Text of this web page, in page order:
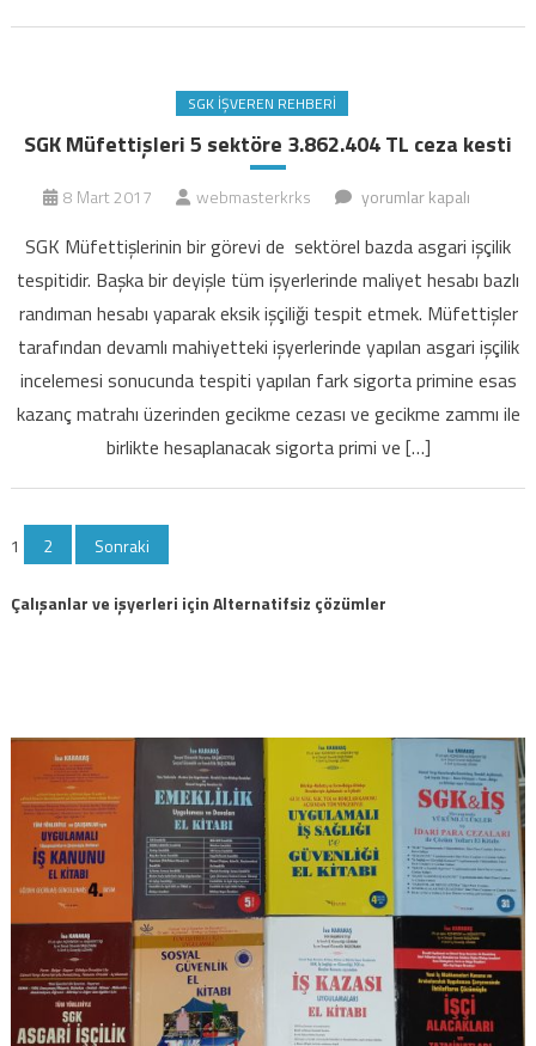
SGK İŞVEREN REHBERI
SGK Müfettişleri 5 sektöre 3.862.404 TL ceza kesti
8 Mart 2017 webmasterkrks
SGK
5
sektöre
3.862.404
TL
ceza
yorumlar kapalı
SGK Müfettişlerinin bir görevi de sektörel bazda asgari işçilik
tespitidir. Başka bir deyişle tüm işyerlerinde maliyet hesabı bazlı
randıman hesabı yaparak eksik işçiliği tespit etmek. Müfettişler
tarafından devamlı mahiyetteki işyerlerinde yapılan asgari işçilik
incelemesi sonucunda tespiti yapılan fark sigorta primine esas
kazanç matrahı üzerinden gecikme cezası ve gecikme zammı ile
birlikte hesaplanacak sigorta primi ve […]
Yazı
sayfalaması
1 2 Sonraki
Çalışanlar ve işyerleri için Alternatifsiz çözümler